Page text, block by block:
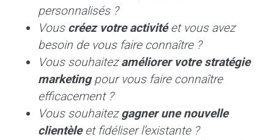
personnalisés ?
Vous créez votre activitéet vous avez
besoin de vous faire connaître ?
Vous souhaitezaméliorer votre stratégie
marketingpour vous faire connaître
efficacement ?
Voussouhaitezgagner une nouvelle
clientèleet fidéliser l’existante ?